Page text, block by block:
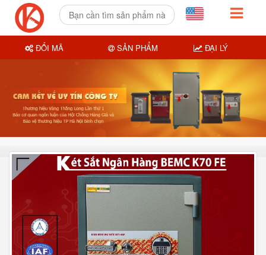
ĐỔI MÃ SẢN PHẨM ĐẠI LÝ